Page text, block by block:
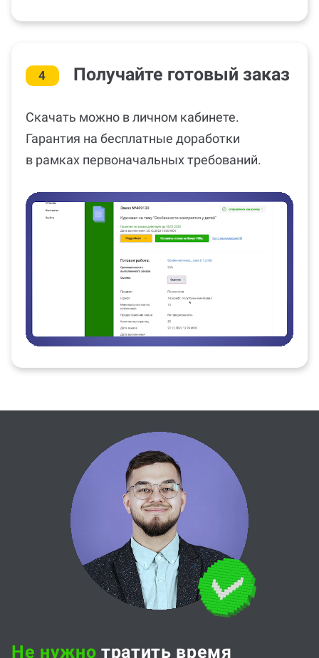
4 Получайте готовый заказ
Скачать можно в личном кабинете.
Гарантия на бесплатные доработки
в рамках первоначальных требований.
Не нужно тратить время